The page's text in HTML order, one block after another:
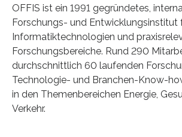
OFFIS ist ein 1991 gegründetes,
Forschungs- und Entwicklungsinstitut
Informatiktechnologien und
Forschungsbereiche. Rund 290
durchschnittlich 60 laufenden
Technologie- und Branchen-Know-
in den Themenbereichen Energie,
Verkehr.